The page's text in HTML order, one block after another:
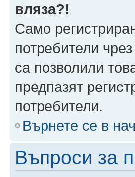
вляза?!
Само
потребители
са позволили
предпазят
потребители.
Върнете се в
Въпроси за